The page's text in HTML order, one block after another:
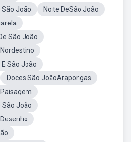
São João
Noite DeSão João
São João
São João
Doces São JoãoArapongas
São João